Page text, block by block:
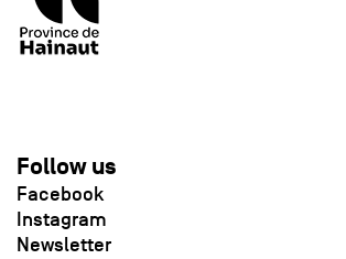
Follow us
Facebook
Instagram
Newsletter